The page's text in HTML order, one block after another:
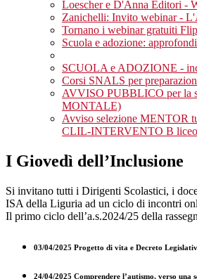
Loescher e D'Anna Editori -
Zanichelli: Invito webinar -
Tornano i webinar gratuiti
Scuola e adozione:
SCUOLA e ADOZIONE -
Corsi SNALS per
AVVISO PUBBLICO per la
MONTALE)
Avviso selezione MENTOR
CLIL-INTERVENTO B
I Giovedì dell’Inclusione
Si invitano tutti i Dirigenti Scolastici, i
ISA della Liguria ad un ciclo di incontri
Il primo ciclo dell’a.s.2024/25 della
03/04/2025 Progetto di vita e Decreto
24/04/2025 Comprendere l’autismo, verso una